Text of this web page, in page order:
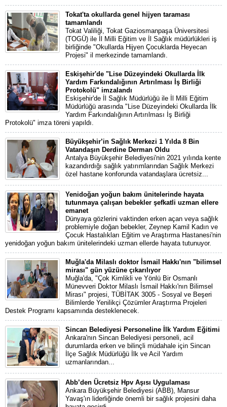
Tokat'ta okullarda genel hijyen taraması
tamamlandı
Tokat Valiliği, Tokat Gaziosmanpaşa Üniversitesi
(TOGÜ) ile İl Milli Eğitim ve İl Sağlık müdürlükleri iş
birliğinde "Okullarda Hijyen Çocuklarda Heyecan
Projesi" il merkezinde tamamlandı.
Eskişehir'de "Lise Düzeyindeki Okullarda İlk
Yardım Farkındalığının Artırılması İş Birliği
Protokolü" imzalandı
Eskişehir'de İl Sağlık Müdürlüğü ile İl Milli Eğitim
Müdürlüğü arasında "Lise Düzeyindeki Okullarda İlk
Yardım Farkındalığının Artırılması İş Birliği
Protokolü" imza töreni yapıldı.
Büyükşehir’in Sağlık Merkezi 1 Yılda 8 Bin
Vatandaşın Derdine Derman Oldu
Antalya Büyükşehir Belediyesi'nin 2021 yılında kente
kazandırdığı sağlık yatırımlarından Sağlık Merkezi
özel hastane konforunda vatandaşlara ücretsiz...
Yenidoğan yoğun bakım ünitelerinde hayata
tutunmaya çalışan bebekler şefkatli uzman ellere
emanet
Dünyaya gözlerini vaktinden erken açan veya sağlık
problemiyle doğan bebekler, Zeynep Kamil Kadın ve
Çocuk Hastalıkları Eğitim ve Araştırma Hastanesi'nin
yenidoğan yoğun bakım ünitelerindeki uzman ellerde hayata tutunuyor.
Muğla'da Milaslı doktor İsmail Hakkı'nın "bilimsel
mirası" gün yüzüne çıkarılıyor
Muğla'da, "Çok Kimlikli ve Yönlü Bir Osmanlı
Münevveri Doktor Milaslı İsmail Hakkı'nın Bilimsel
Mirası" projesi, TÜBİTAK 3005 - Sosyal ve Beşeri
Bilimlerde Yenilikçi Çözümler Araştırma Projeleri
Destek Programı kapsamında desteklenecek.
Sincan Belediyesi Personeline İlk Yardım Eğitimi
Ankara'nın Sincan Belediyesi personeli, acil
durumlarda erken ve bilinçli müdahale için Sincan
İlçe Sağlık Müdürlüğü İlk ve Acil Yardım
uzmanlarından...
Abb’den Ücretsiz Hpv Aşısı Uygulaması
Ankara Büyükşehir Belediyesi (ABB), Mansur
Yavaş'ın liderliğinde önemli bir sağlık projesini daha